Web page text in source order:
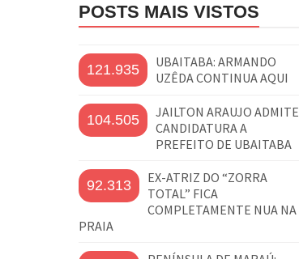
POSTS MAIS VISTOS
121.935
UBAITABA: ARMANDO
UZÊDA CONTINUA AQUI
104.505
JAILTON ARAUJO ADMITE
CANDIDATURA A
PREFEITO DE UBAITABA
92.313
EX-ATRIZ DO “ZORRA
TOTAL” FICA
COMPLETAMENTE NUA NA
PRAIA